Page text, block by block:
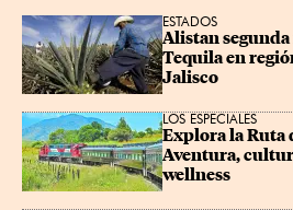
ESTADOS
Alistan
Tequila en
Jalisco
LOS ESPECIALES
Explora la Ruta
Aventura,
wellness